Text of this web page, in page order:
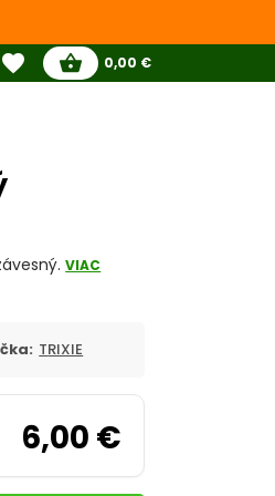
favorite shopping_basket 0,00 €
VIAC
TRIXIE
6,00 €